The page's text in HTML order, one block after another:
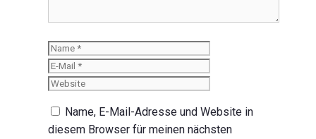
Name
Name, E-Mail-Adresse und Website in
diesem Browser für meinen nächsten